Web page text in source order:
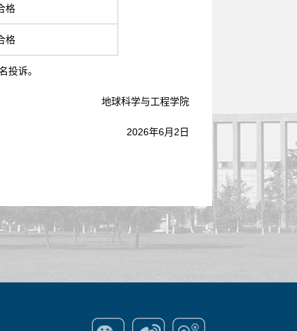
格
格
投诉。
地球科学与工程学院
2026年6月2日